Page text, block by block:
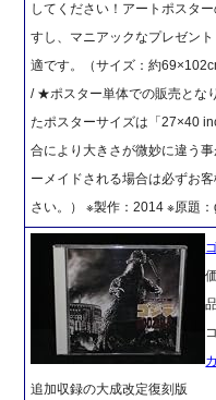
してください！アートポスタ
すし、マニアックなプレゼン
適です。（サイズ：約
/ ★ポスター単体での販売とな
たポスターサイズは「27×40
合により大きさが微妙に違う
ーメイドされる場合は必ずお
さい。） ※製作：2014 ※原題
追加収録の大成改定復刻版